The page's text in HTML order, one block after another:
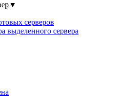
▼
серверов
выделенного сервера